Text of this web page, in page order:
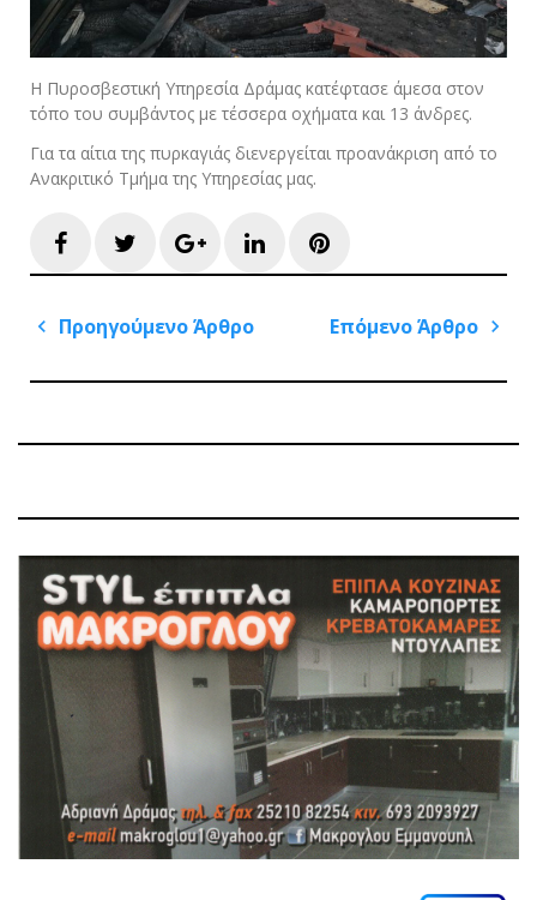
Η Πυροσβεστική Υπηρεσία Δράμας κατέφτασε άμεσα στον
τόπο του συμβάντος με τέσσερα οχήματα και 13 άνδρες.
Για τα αίτια της πυρκαγιάς διενεργείται προανάκριση από το
Ανακριτικό Τμήμα της Υπηρεσίας μας.
FacebookTwitterGoogle+LinkedInPinterest
Πλοήγηση
Προηγούμενο Άρθρο
Επόμενο Άρθρο